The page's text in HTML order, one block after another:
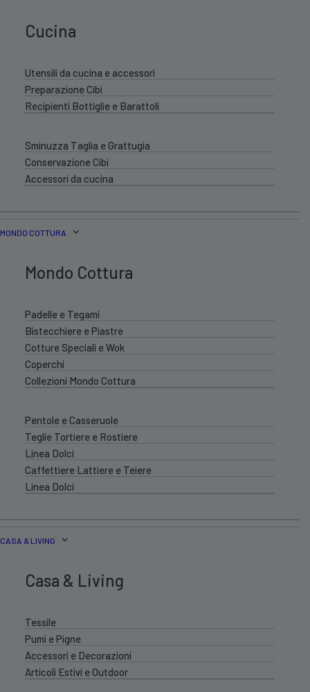
Cucina
Utensili da cucina e accessori
Preparazione Cibi
Recipienti Bottiglie e Barattoli
Sminuzza Taglia e Grattugia
Conservazione Cibi
Accessori da cucina
MONDO COTTURA
Mondo Cottura
Padelle e Tegami
Bistecchiere e Piastre
Cotture Speciali e Wok
Coperchi
Collezioni Mondo Cottura
Pentole e Casseruole
Teglie Tortiere e Rostiere
Linea Dolci
Caffettiere Lattiere e Teiere
Linea Dolci
CASA & LIVING
Casa & Living
Tessile
Pumi e Pigne
Accessori e Decorazioni
Articoli Estivi e Outdoor